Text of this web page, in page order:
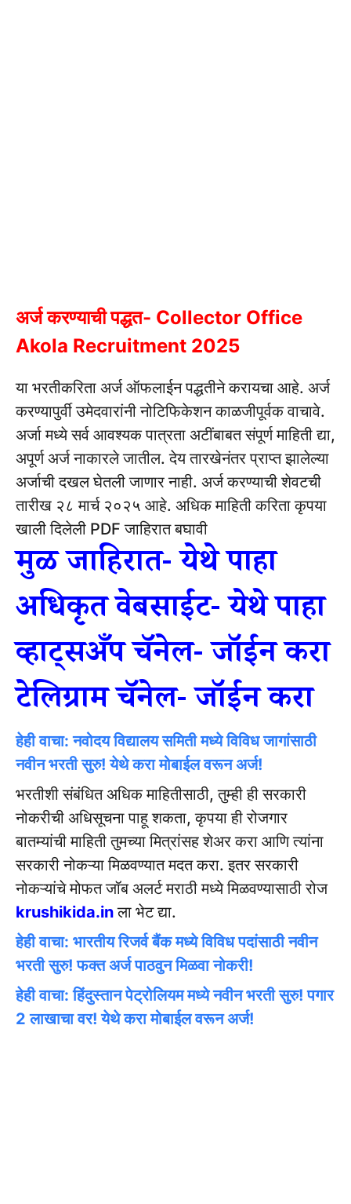
अर्ज करण्याची पद्धत- Collector Office
Akola Recruitment 2025
या भरतीकरिता अर्ज ऑफलाईन पद्धतीने करायचा आहे. अर्ज
करण्यापुर्वी उमेदवारांनी नोटिफिकेशन काळजीपूर्वक वाचावे.
अर्जा मध्ये सर्व आवश्यक पात्रता अटींबाबत संपूर्ण माहिती द्या,
अपूर्ण अर्ज नाकारले जातील.देय तारखेनंतर प्राप्त झालेल्या
अर्जाची दखल घेतली जाणार नाही. अर्ज करण्याची शेवटची
तारीख २८ मार्च २०२५ आहे. अधिक माहिती करिता कृपया
खाली दिलेली PDF जाहिरात बघावी
मुळ जाहिरात- येथे पाहा
अधिकृत वेबसाईट- येथे पाहा
व्हाट्सअँप चॅनेल- जॉईन करा
टेलिग्राम चॅनेल- जॉईन करा
हेही वाचा: नवोदय विद्यालय समिती मध्ये विविध जागांसाठी
नवीन भरती सुरु! येथे करा मोबाईल वरून अर्ज!
भरतीशी संबंधित अधिक माहितीसाठी, तुम्ही ही सरकारी
नोकरीची अधिसूचना पाहू शकता, कृपया ही रोजगार
बातम्यांची माहिती तुमच्या मित्रांसह शेअर करा आणि त्यांना
सरकारी नोकऱ्या मिळवण्यात मदत करा. इतर सरकारी
नोकऱ्यांचे मोफत जॉब अलर्ट मराठी मध्ये मिळवण्यासाठी रोज
krushikida.inला भेट द्या.
हेही वाचा: भारतीय रिजर्व बैंक मध्ये विविध पदांसाठी नवीन
भरती सुरु! फक्त अर्ज पाठवुन मिळवा नोकरी!
हेही वाचा: हिंदुस्तान पेट्रोलियम मध्ये नवीन भरती सुरु! पगार
2 लाखाचा वर! येथे करा मोबाईल वरून अर्ज!